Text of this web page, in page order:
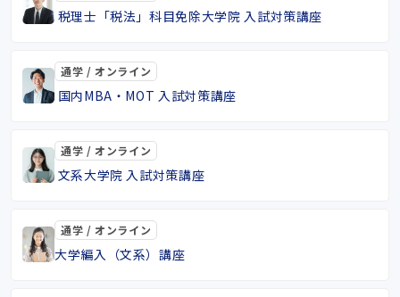
税理士「税法」科目免除大学院 入試対策講座
通学 / オンライン
国内MBA・MOT 入試対策講座
通学 / オンライン
文系大学院 入試対策講座
通学 / オンライン
大学編入（文系）講座